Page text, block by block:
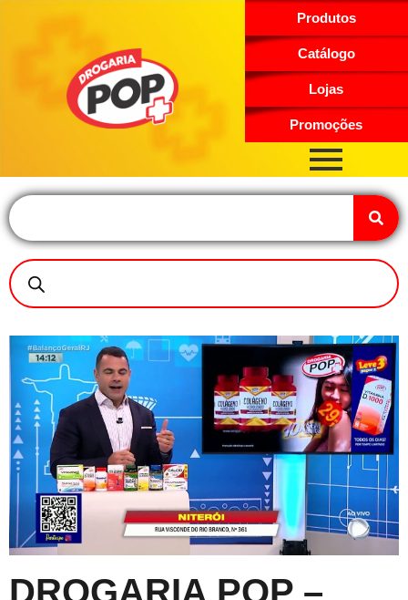
Produtos
Catálogo
Lojas
Promoções
DROGARIA POP –